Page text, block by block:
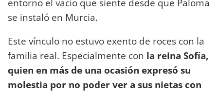
entorno el vacío que siente desde que Paloma
se instaló en Murcia.
Este vínculo no estuvo exento de roces con la
familia real. Especialmente con la reina Sofía,
quien en más de una ocasión expresó su
molestia por no poder ver a sus nietas con